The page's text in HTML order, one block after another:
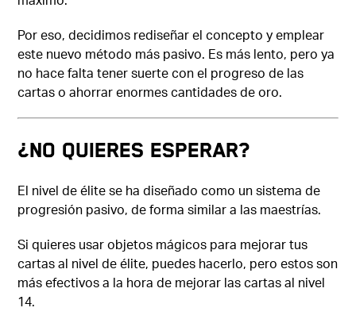
Por eso, decidimos rediseñar el concepto y emplear
este nuevo método más pasivo. Es más lento, pero ya
no hace falta tener suerte con el progreso de las
cartas o ahorrar enormes cantidades de oro.
¿NO QUIERES ESPERAR?
El nivel de élite se ha diseñado como un sistema de
progresión pasivo, de forma similar a las maestrías.
Si quieres usar objetos mágicos para mejorar tus
cartas al nivel de élite, puedes hacerlo, pero estos son
más efectivos a la hora de mejorar las cartas al nivel
14.